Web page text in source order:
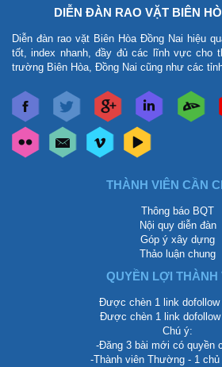
DIỄN ĐÀN RAO VẶT BIÊN
Diễn đàn rao vặt Biên Hòa Đồng Nai hiệu
tốt, index nhanh, đầy đủ các lĩnh vực cho
trường Biên Hòa, Đồng Nai cũng như các
THÀNH VIÊN CẦN
Thông báo BQT
Nội quy diễn đàn
Góp ý xây dựng
Thảo luận chung
QUYỀN LỢI THÀNH
Được chèn 1 link dofollow
Được chèn 1 link
Chú ý:
-Đăng 3 bài mới có quyền
-Thành viên Thường - 1 chủ